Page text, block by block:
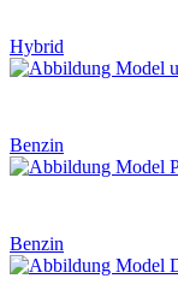
Hybrid
Benzin
Benzin